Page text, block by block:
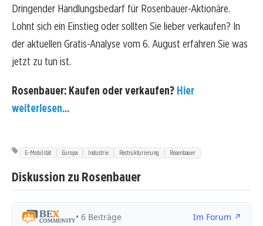
Dringender Handlungsbedarf für Rosenbauer-Aktionäre.
Lohnt sich ein Einstieg oder sollten Sie lieber verkaufen? In
der aktuellen Gratis-Analyse vom 6. August erfahren Sie was
jetzt zu tun ist.
Rosenbauer: Kaufen oder verkaufen? Hier
weiterlesen...
E-Mobilität Europa Industrie Restrukturierung Rosenbauer
Diskussion zu Rosenbauer